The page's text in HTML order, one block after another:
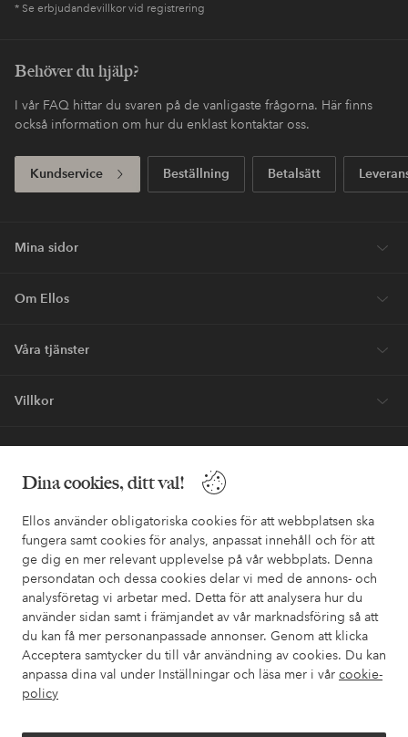
Dina cookies, ditt val!
Ellos använder obligatoriska cookies för att webbplatsen ska
fungera samt cookies för analys, anpassat innehåll och för att
ge dig en mer relevant upplevelse på vår webbplats. Denna
persondatan och dessa cookies delar vi med de annons- och
analysföretag vi arbetar med. Detta för att analysera hur du
använder sidan samt i främjandet av vår marknadsföring så att
du kan få mer personanpassade annonser. Genom att klicka
Acceptera samtycker du till vår användning av cookies. Du kan
anpassa dina val under Inställningar och läsa mer i vår cookie-
policy
* Se erbjudandevillkor vid registrering
Behöver du hjälp?
I vår FAQ hittar du svaren på de vanligaste frågorna. Här finns
också information om hur du enklast kontaktar oss.
Kundservice Beställning Betalsätt
Mina sidor
Om Ellos
Våra tjänster
Villkor
Vänner
Säkra betalningar - Betala direkt eller dela upp
Vill du veta mer om våra betalalternativ?
elpy elpy